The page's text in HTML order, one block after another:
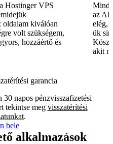
Hostinger VPS
oldalam kiválóan
volt szükségem,
hozzáértő és
az AI-
elég,
ük
akit
garancia
napos pénzvisszafizetési
tekintse meg visszatérítési
.
bele
alkalmazások